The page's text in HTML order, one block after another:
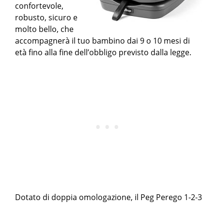
confortevole,
robusto, sicuro e
molto bello, che
accompagnerà il tuo bambino dai 9 o 10 mesi di
età fino alla fine dell’obbligo previsto dalla legge.
Dotato di doppia omologazione, il Peg Perego 1-2-3